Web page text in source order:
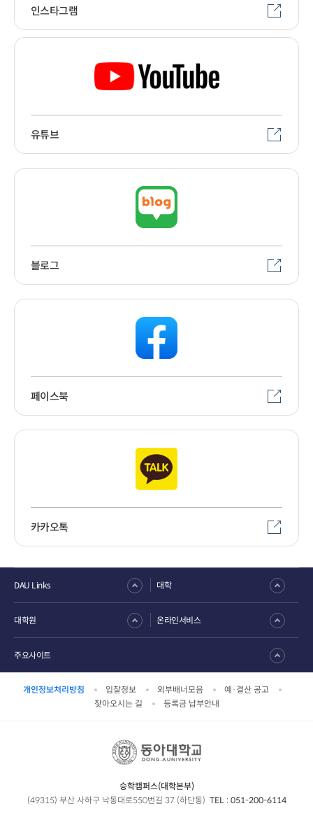
인스타그램
유튜브
블로그
페이스북
카카오톡
개인정보처리방침 입찰정보 외부배너모음
예·결산 공고
찾아오시는 길
등록금 납부안내
DAU Links 대학
대학원 온라인서비스
주요사이트
승학캠퍼스(대학본부)
(49315) 부산 사하구 낙동대로550번길 37 (하단동) TEL : 051-200-6114